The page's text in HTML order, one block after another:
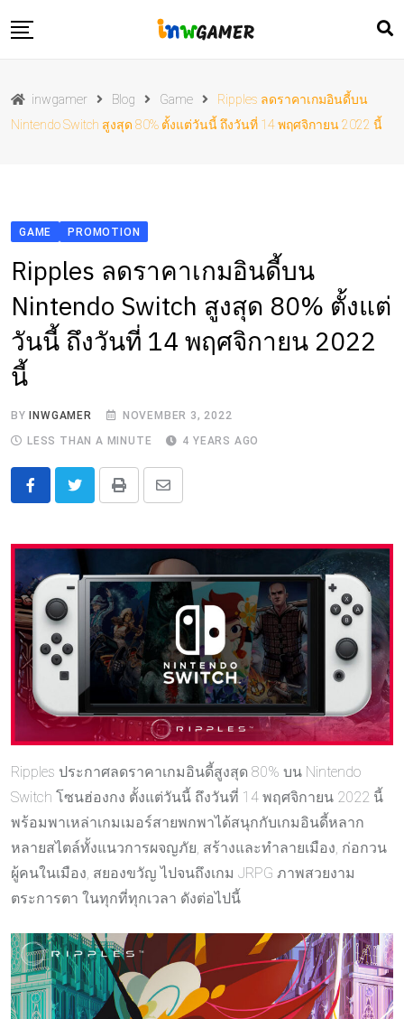
ข่าวเกม
inwgamer Blog Game
Ripples ลดราคาเกมอินดี้บน
Nintendo Switch สูงสุด 80% ตั้งแต่วันนี้ ถึงวันที่ 14 พฤศจิกายน 2022 นี้
GAME PROMOTION
Ripples ลดราคาเกมอินดี้บน
Nintendo Switch สูงสุด 80% ตั้งแต่
วันนี้ ถึงวันที่ 14 พฤศจิกายน 2022
นี้
BY INWGAMER
NOVEMBER 3, 2022
LESS THAN A MINUTE
4 YEARS AGO
Print
Share
Email
Ripples ประกาศลดราคาเกมอินดี้สูงสุด 80% บน Nintendo
Switch โซนฮ่องกง ตั้งแต่วันนี้ ถึงวันที่ 14 พฤศจิกายน 2022 นี้
พร้อมพาเหล่าเกมเมอร์สายพกพาได้สนุกกับเกมอินดี้หลาก
หลายสไตล์ทั้งแนวการผจญภัย, สร้างและทำลายเมือง, ก่อกวน
ผู้คนในเมือง, สยองขวัญ ไปจนถึงเกม JRPG ภาพสวยงาม
ตระการตา ในทุกที่ทุกเวลา ดังต่อไปนี้